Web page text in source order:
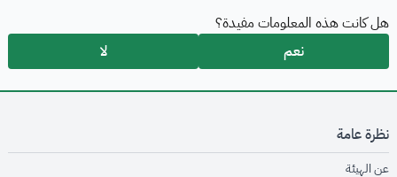
هل كانت هذه المعلومات مفيدة؟
نعم
لا
نظرة عامة
عن الهيئةopens in new window